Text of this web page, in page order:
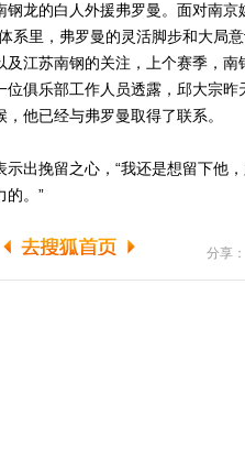
龙的白人外援弗罗曼。面对南京
系里，弗罗曼的灵活脚步和大局
江苏南钢的关注，上个赛季，
俱乐部工作人员透露，邱大宗
他已经与弗罗曼取得了联系。
挽留之心，“我还是想留下他
的。”
分享：